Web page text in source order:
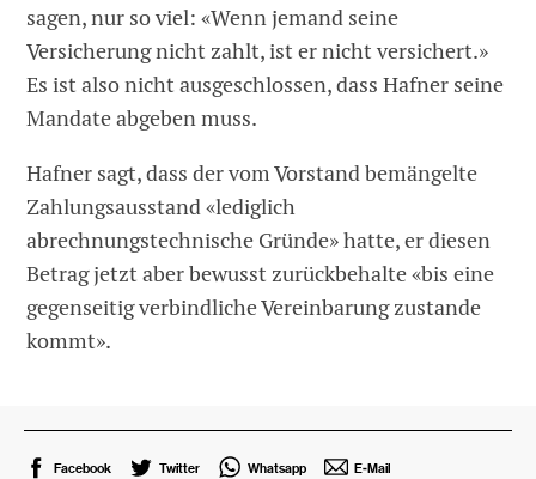
sagen, nur so viel: «Wenn jemand seine
Versicherung nicht zahlt, ist er nicht versichert.»
Es ist also nicht ausgeschlossen, dass Hafner seine
Mandate abgeben muss.
Hafner sagt, dass der vom Vorstand bemängelte
Zahlungsausstand «lediglich
abrechnungstechnische Gründe» hatte, er diesen
Betrag jetzt aber bewusst zurückbehalte «bis eine
gegenseitig verbindliche Vereinbarung zustande
kommt».
Facebook Twitter Whatsapp E-Mail